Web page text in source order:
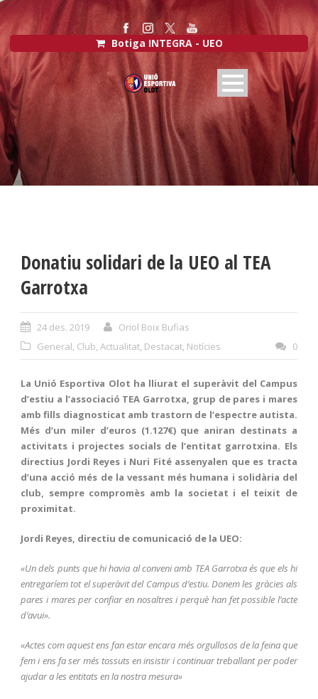
Botiga INTEGRA - UEO
Donatiu solidari de la UEO al TEA
Garrotxa
24 des. 2019
Oriol Boix Bufias
General, Club, Actualitat, Destacat, Notícies 0
La Unió Esportiva Olot ha lliurat el superàvit del Campus
d’estiu a l’associació TEA Garrotxa, grup de pares i mares
amb fills diagnosticat amb trastorn de l’espectre autista.
Més d’un miler d’euros (1.127€) que aniran destinats a
activitats i projectes socials de l’entitat garrotxina. Els
directius Jordi Reyes i Nuri Fité assenyalen que es tracta
d’una acció més de la vessant més humana i solidària del
club, sempre compromès amb la societat i el teixit de
proximitat.
Jordi Reyes, directiu de comunicació de la UEO:
«Un dels punts que hi havia al conveni amb TEA Garrotxa és que els hi
entregaríem tot el superàvit del Campus d’estiu. Donem les gràcies als
pares i mares per confiar en nosaltres i perquè han fet possible l’acte
d’avui».
«Actes com aquest ens fan estar encara més orgullosos de la feina que
fem i ens fa ser més tossuts en insistir i continuar treballant per poder
ajudar a les entitats en la nostra mesura»